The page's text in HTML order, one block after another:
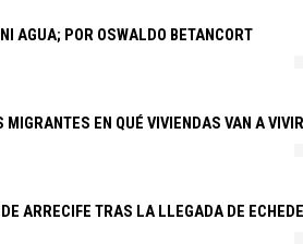
AGUA; POR OSWALDO BETANCORT
MIGRANTES EN QUÉ VIVIENDAS VAN A
ARRECIFE TRAS LA LLEGADA DE